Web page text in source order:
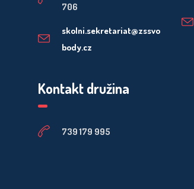
706
skolni.sekretariat@zssvo
body.cz
Kontakt družina
739 179 995